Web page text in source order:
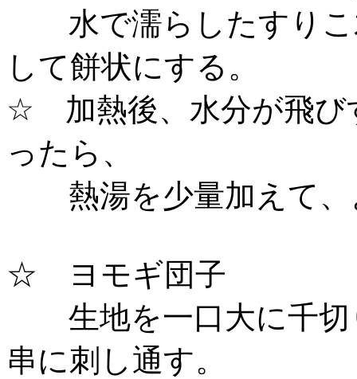
水で濡らしたすりこ
して餅状にする。
☆ 加熱後、水分が飛び
ったら、
熱湯を少量加えて、
☆ ヨモギ団子
生地を一口大に千切
串に刺し通す。